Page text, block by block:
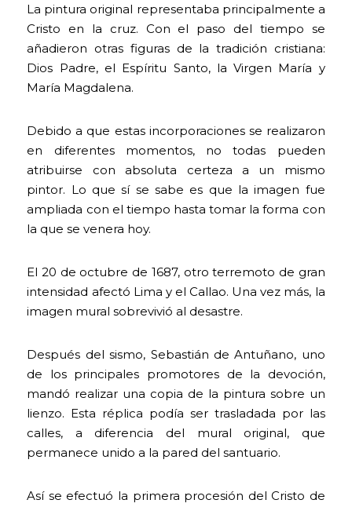
La pintura original representaba principalmente a
Cristo en la cruz. Con el paso del tiempo se
añadieron otras figuras de la tradición cristiana:
Dios Padre, el Espíritu Santo, la Virgen María y
María Magdalena.
Debido a que estas incorporaciones se realizaron
en diferentes momentos, no todas pueden
atribuirse con absoluta certeza a un mismo
pintor. Lo que sí se sabe es que la imagen fue
ampliada con el tiempo hasta tomar la forma con
la que se venera hoy.
El 20 de octubre de 1687, otro terremoto de gran
intensidad afectó Lima y el Callao. Una vez más, la
imagen mural sobrevivió al desastre.
Después del sismo, Sebastián de Antuñano, uno
de los principales promotores de la devoción,
mandó realizar una copia de la pintura sobre un
lienzo. Esta réplica podía ser trasladada por las
calles, a diferencia del mural original, que
permanece unido a la pared del santuario.
Así se efectuó la primera procesión del Cristo de